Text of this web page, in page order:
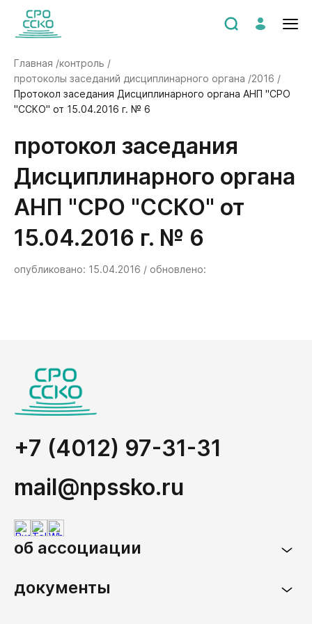
Главная /контроль /
протоколы заседаний дисциплинарного органа /2016 /
Протокол заседания Дисциплинарного органа АНП "СРО
"ССКО" от 15.04.2016 г. № 6
Протокол заседания
Дисциплинарного органа
АНП "СРО "ССКО" от
15.04.2016 г. № 6
опубликовано: 15.04.2016 / обновлено:
+7 (4012) 97-31-31
mail@npssko.ru
об ассоциации
документы